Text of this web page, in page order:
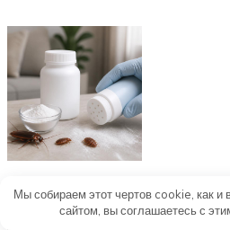
Поделитесь в
Мы собираем этот чертов cookie, как и
сайтом, вы соглашаетесь с